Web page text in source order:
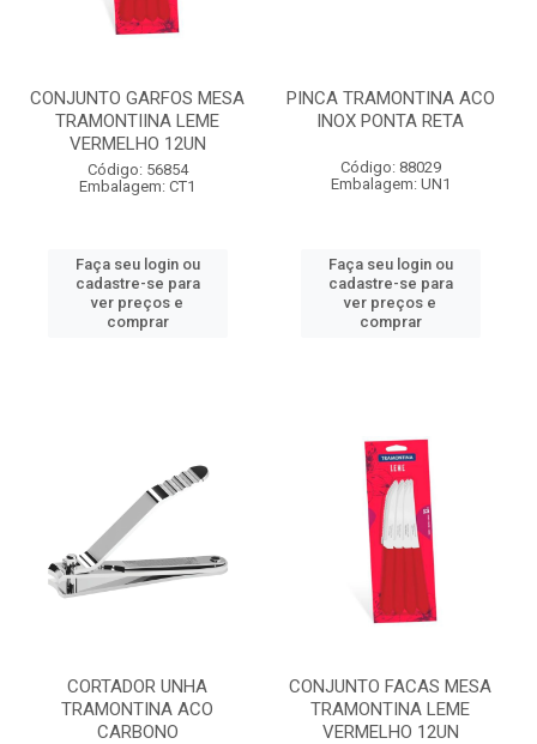
CONJUNTO GARFOS MESA
TRAMONTIINA LEME
VERMELHO 12UN
Código: 56854
Embalagem: CT1
Faça seu login ou
cadastre-se para
ver preços e
comprar
PINCA TRAMONTINA ACO
INOX PONTA RETA
Código: 88029
Embalagem: UN1
Faça seu login ou
cadastre-se para
ver preços e
comprar
CORTADOR UNHA
TRAMONTINA ACO
CARBONO
CONJUNTO FACAS MESA
TRAMONTINA LEME
VERMELHO 12UN